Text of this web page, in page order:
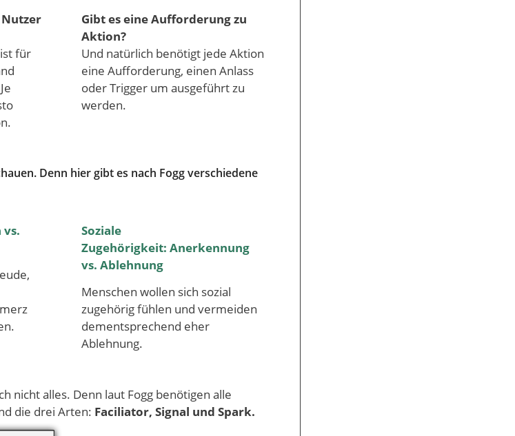
für
Gibt es eine Aufforderung zu
Aktion?
Und natürlich benötigt jede Aktion
eine Aufforderung, einen Anlass
oder Trigger um ausgeführt zu
werden.
Denn hier gibt es nach Fogg verschiedene
Soziale
Zugehörigkeit: Anerkennung
vs. Ablehnung
Menschen wollen sich sozial
zugehörig fühlen und vermeiden
dementsprechend eher
Ablehnung.
nicht alles. Denn laut Fogg benötigen alle
die drei Arten: Faciliator, Signal und Spark.